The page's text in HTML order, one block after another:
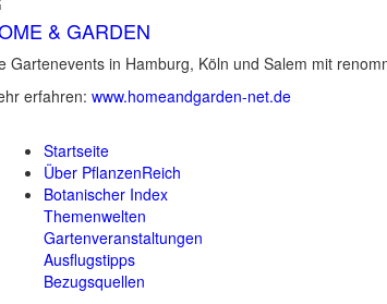
& GARDEN
Gartenevents in Hamburg, Köln und Salem mit
erfahren: www.homeandgarden-net.de
Startseite
Über PflanzenReich
Botanischer Index
Themenwelten
Gartenveranstaltungen
Ausflugstipps
Bezugsquellen